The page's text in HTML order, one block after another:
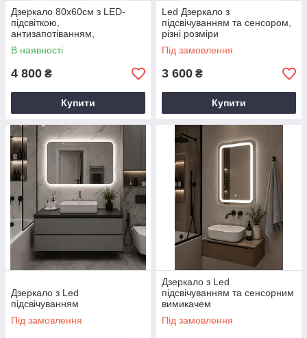
Дзеркало 80х60см з LED-
підсвіткою,
антизапотіванням,
годинником та сенсорами
В наявності
4 800 ₴
Купити
Led Дзеркало з
підсвічуванням та сенсором,
різні розміри
Під замовлення
3 600 ₴
Купити
Дзеркало з Led
підсвічуванням
Під замовлення
Дзеркало з Led
підсвічуванням та сенсорним
вимикачем
Під замовлення